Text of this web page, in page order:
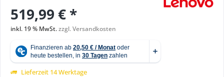
519,99 € *
inkl. 19 % MwSt.zzgl. Versandkosten
Lieferzeit 14 Werktage